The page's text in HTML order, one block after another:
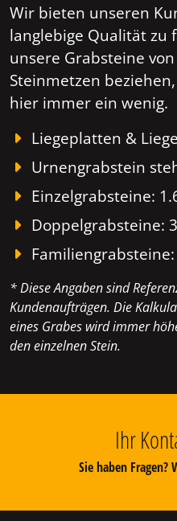
Wir bieten unseren
langlebige Qualität zu
unsere Grabsteine
Steinmetzen
hier immer ein wenig.
Liegeplatten &
Urnengrabstein
Einzelgrabsteine:
Doppelgrabsteine:
* Diese Angaben sind
Kundenaufträgen. Die
eines Grabes wird immer
den einzelnen Stein.
Ihr
Sie haben Fragen?